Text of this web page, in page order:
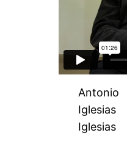
Antonio
Iglesias
Iglesias